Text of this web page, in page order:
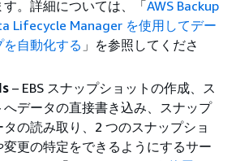
す。詳細については、「AWS Backup
Lifecycle Manager を使用してデー
自動化する 」を参照してくださ
– EBS スナップショットの作成、ス
データの直接書き込み、スナップ
の読み取り、2 つのスナップショ
変更の特定をできるようにするサー